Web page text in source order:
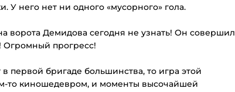
У него нет ни одного «мусорного» гола.
ворота Демидова сегодня не узнать! Он совершил
Огромный прогресс!
первой бригаде большинства, то игра этой
то киношедевром, и моменты высочайшей